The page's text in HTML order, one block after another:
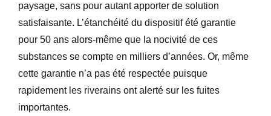
paysage, sans pour autant apporter de solution
satisfaisante. L’étanchéité du dispositif été garantie
pour 50 ans alors-même que la nocivité de ces
substances se compte en milliers d’années. Or, même
cette garantie n’a pas été respectée puisque
rapidement les riverains ont alerté sur les fuites
importantes.